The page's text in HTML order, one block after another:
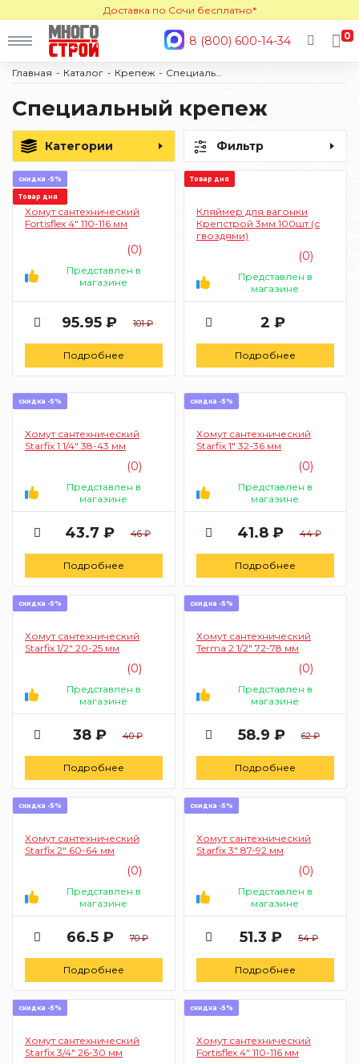
Доставка по Сочи бесплатно*
8 (800) 600-14-34 0
Главная Каталог Крепеж
Специальный крепеж
Категории Фильтр
скидка -5%
Товар дня
Хомут сантехнический
Fortisflex 4" 110-116 мм
(0)
Представлен в
магазине
95.95 ₽ 101 ₽
Подробнее
Товар дня
Кляймер для вагонки
Крепстрой 3мм 100шт (с
гвоздями)
(0)
Представлен в
магазине
2 ₽
Подробнее
скидка -5%
Хомут сантехнический
Starfix 1 1/4" 38-43 мм
(0)
Представлен в
магазине
43.7 ₽ 46 ₽
Подробнее
скидка -5%
Хомут сантехнический
Starfix 1" 32-36 мм
(0)
Представлен в
магазине
41.8 ₽ 44 ₽
Подробнее
скидка -5%
Хомут сантехнический
Starfix 1/2" 20-25 мм
(0)
Представлен в
магазине
38 ₽ 40 ₽
Подробнее
скидка -5%
Хомут сантехнический
Terma 2 1/2" 72-78 мм
(0)
Представлен в
магазине
58.9 ₽ 62 ₽
Подробнее
скидка -5%
Хомут сантехнический
Starfix 2" 60-64 мм
(0)
Представлен в
магазине
66.5 ₽ 70 ₽
Подробнее
скидка -5%
Хомут сантехнический
Starfix 3" 87-92 мм
(0)
Представлен в
магазине
51.3 ₽ 54 ₽
Подробнее
скидка -5%
Хомут сантехнический
Starfix 3/4" 26-30 мм
скидка -5%
Хомут сантехнический
Fortisflex 4" 110-116 мм